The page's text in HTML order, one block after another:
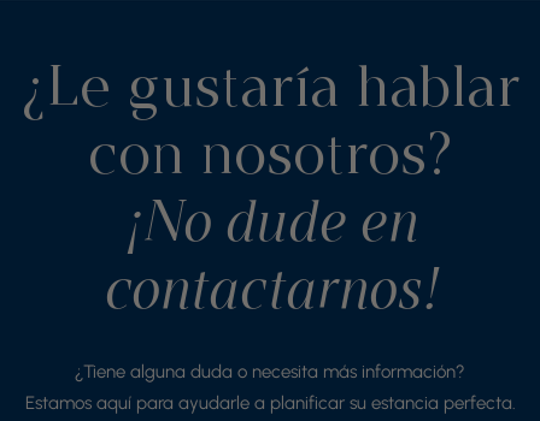
¿Le gustaría hablar
con nosotros?
¡No dude en
contactarnos!
¿Tiene alguna duda o necesita más información?
Estamos aquí para ayudarle a planificar su estancia perfecta.